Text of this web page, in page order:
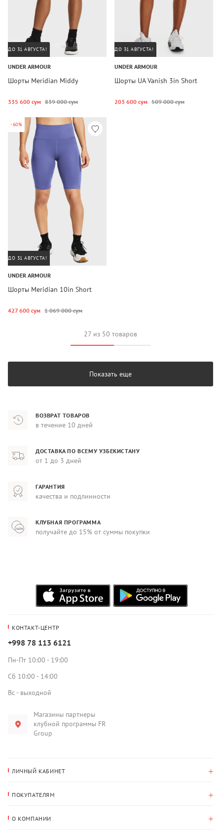
ДО 31 АВГУСТА!
UNDER ARMOUR
Шорты Meridian Middy
335 600 сум 839 000 сум
ДО 31 АВГУСТА!
UNDER ARMOUR
Шорты UA Vanish 3in Short
203 600 сум 509 000 сум
-60%
ДО 31 АВГУСТА!
UNDER ARMOUR
Шорты Meridian 10in Short
427 600 сум 1 069 000 сум
27 из 50 товаров
Показать еще
ВОЗВРАТ ТОВАРОВ
в течение 10 дней
ДОСТАВКА ПО ВСЕМУ УЗБЕКИСТАНУ
от 1 до 3 дней
ГАРАНТИЯ
качества и подлинности
КЛУБНАЯ ПРОГРАММА
получайте до 15% от суммы покупки
КОНТАКТ-ЦЕНТР
+998 78 113 6121
Пн-Пт 10:00 - 19:00
Сб 10:00 - 14:00
Вс - выходной
Магазины партнеры
клубной программы FR
Group
ЛИЧНЫЙ КАБИНЕТ
Адрес для доставки
ПОКУПАТЕЛЯМ
О КОМПАНИИ